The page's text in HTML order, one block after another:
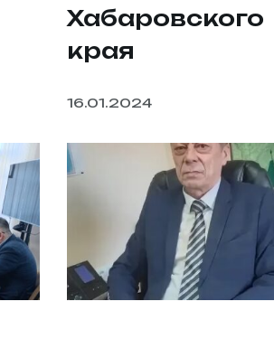
Хабаровского
края
16.01.2024